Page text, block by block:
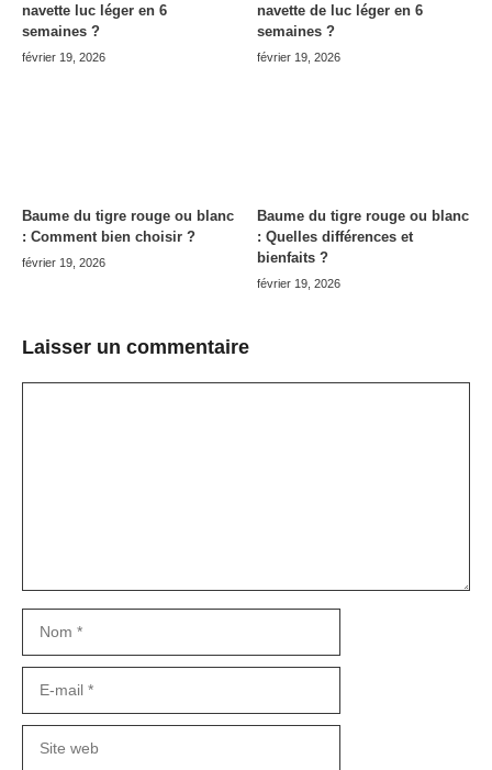
navette luc léger en 6
semaines ?
février 19, 2026
navette de luc léger en 6
semaines ?
février 19, 2026
Baume du tigre rouge ou blanc
: Comment bien choisir ?
février 19, 2026
Baume du tigre rouge ou blanc
: Quelles différences et
bienfaits ?
février 19, 2026
Laisser un commentaire
mail
web